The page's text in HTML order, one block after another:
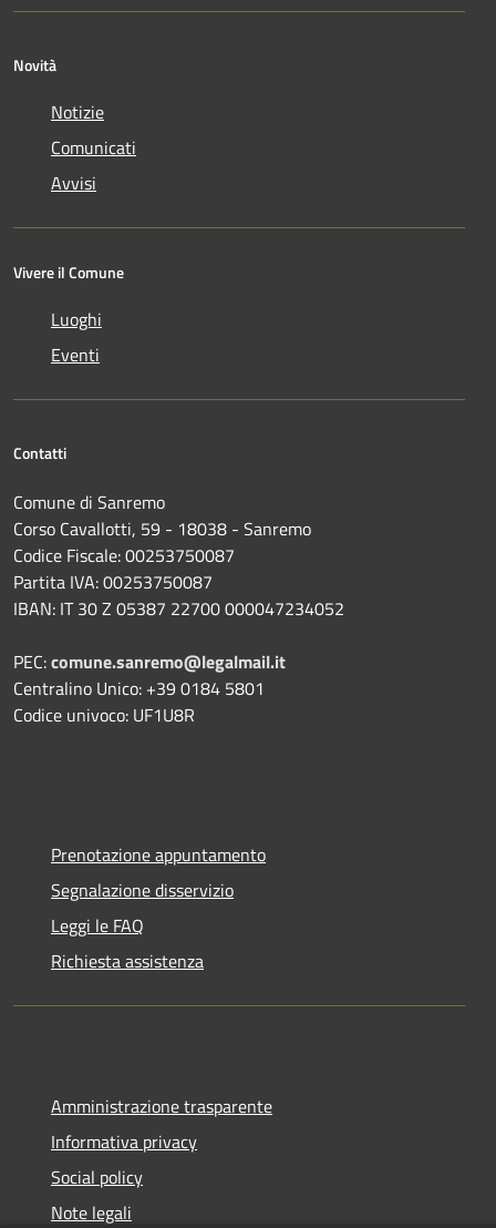
Novità
Notizie
Comunicati
Avvisi
Vivere il Comune
Luoghi
Eventi
Contatti
Comune di Sanremo
Corso Cavallotti, 59 - 18038 - Sanremo
Codice Fiscale: 00253750087
Partita IVA: 00253750087
IBAN: IT 30 Z 05387 22700 000047234052
PEC:comune.sanremo@legalmail.it
Centralino Unico: +39 0184 5801
Codice univoco: UF1U8R
Prenotazione appuntamento
Segnalazione disservizio
Leggi le FAQ
Richiesta assistenza
Amministrazione trasparente
Informativa privacy
Social policy
Note legali